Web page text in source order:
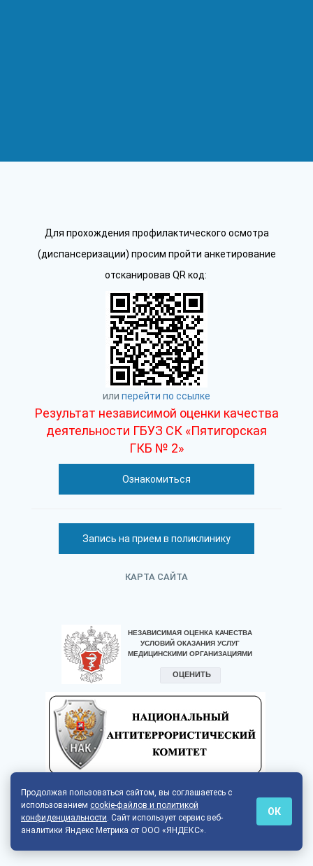
Для прохождения профилактического осмотра
(диспансеризации) просим пройти анкетирование
отсканировав QR код:
или перейти по ссылке
Результат независимой оценки качества
деятельности ГБУЗ СК «Пятигорская
ГКБ № 2»
Ознакомиться
Запись на прием в поликлинику
КАРТА САЙТА
Продолжая пользоваться сайтом, вы соглашаетесь с
использованием cookie-файлов и политикой
конфиденциальности. Сайт использует сервис веб-
аналитики Яндекс Метрика от ООО «ЯНДЕКС».
ОК